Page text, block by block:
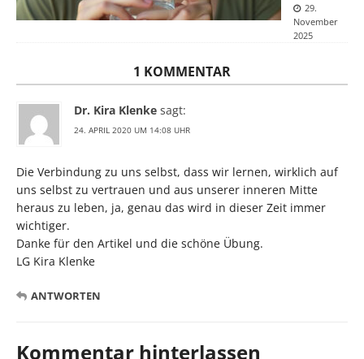
29.
November
2025
1 KOMMENTAR
Dr. Kira Klenke sagt:
24. APRIL 2020 UM 14:08 UHR
Die Verbindung zu uns selbst, dass wir lernen, wirklich auf
uns selbst zu vertrauen und aus unserer inneren Mitte
heraus zu leben, ja, genau das wird in dieser Zeit immer
wichtiger.
Danke für den Artikel und die schöne Übung.
LG Kira Klenke
ANTWORTEN
Kommentar hinterlassen